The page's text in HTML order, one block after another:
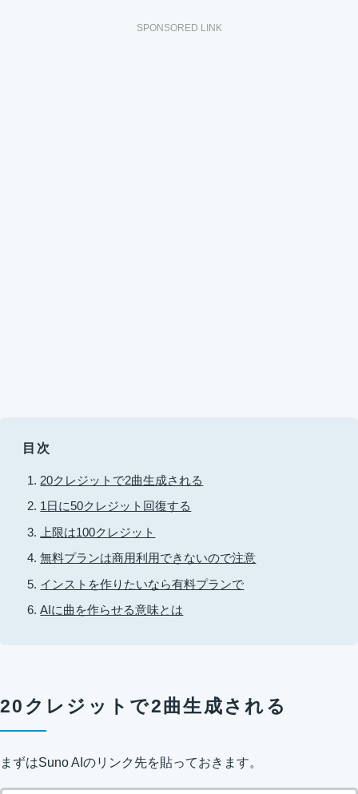
SPONSORED LINK
目次
20クレジットで2曲生成される
1日に50クレジット回復する
上限は100クレジット
無料プランは商用利用できないので注意
インストを作りたいなら有料プランで
AIに曲を作らせる意味とは
20クレジットで2曲生成される
まずはSuno AIのリンク先を貼っておきます。